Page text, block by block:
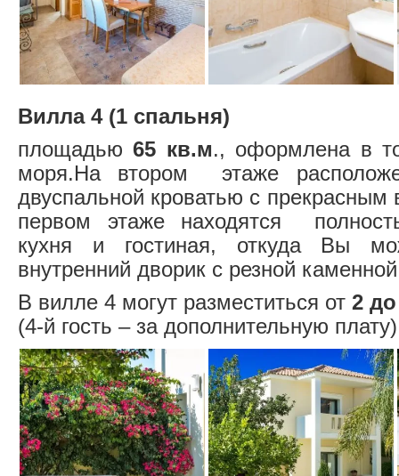
Вилла 4 (1 спальня)
площадью 65 кв.м., оформлена в
моря.На втором этаже
двуспальной кроватью с
первом этаже находятся
кухня и гостиная, откуда Вы
внутренний дворик с резной
В вилле 4 могут разместиться от 2
(4-й гость – за дополнительную